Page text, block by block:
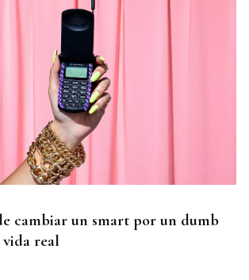
cambiar un smart por un dumb
real